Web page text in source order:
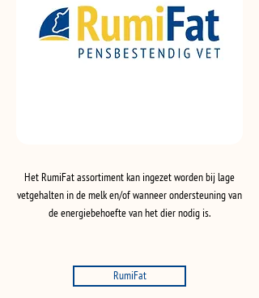
Het RumiFat assortiment kan ingezet worden bij lage
vetgehalten in de melk en/of wanneer ondersteuning van
de energiebehoefte van het dier nodig is.
RumiFat